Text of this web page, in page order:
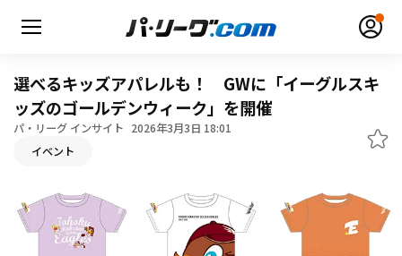
無料アカウント登録
HOME
選べるキッズアパレルも！ GWに「イーグルスキ
ッズのゴールデンウィーク」を開催
パ・リーグ インサイト 2026年3月3日 18:01
イベント